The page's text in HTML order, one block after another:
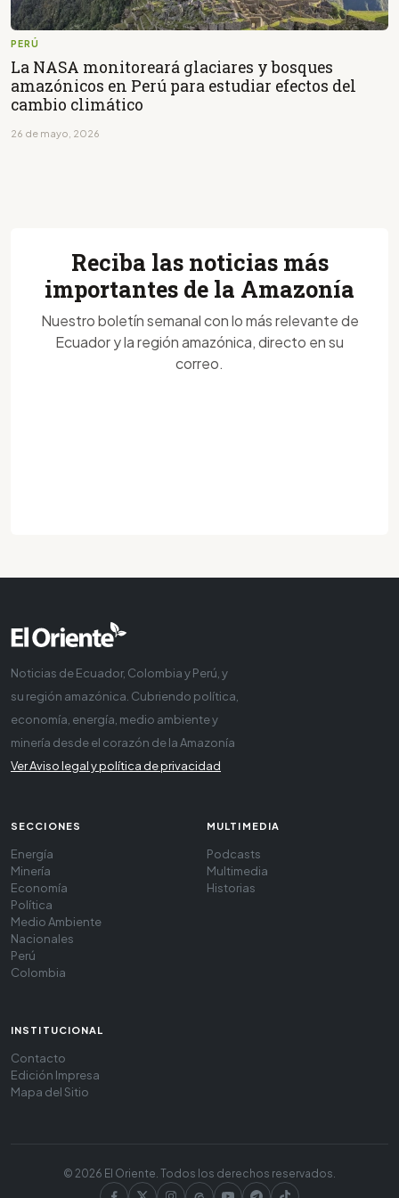
PERÚ
La NASA monitoreará glaciares y bosques
amazónicos en Perú para estudiar efectos del
cambio climático
26 de mayo, 2026
Reciba las noticias más
importantes de la Amazonía
Nuestro boletín semanal con lo más relevante de
Ecuador y la región amazónica, directo en su
correo.
Noticias de Ecuador, Colombia y Perú, y
su región amazónica. Cubriendo política,
economía, energía, medio ambiente y
minería desde el corazón de la Amazonía
Ver Aviso legal y política de privacidad
SECCIONES
Energía
Minería
Economía
Política
Medio Ambiente
Nacionales
Perú
Colombia
MULTIMEDIA
Podcasts
Multimedia
Historias
INSTITUCIONAL
Contacto
Edición Impresa
Mapa del Sitio
© 2026 El Oriente. Todos los derechos reservados.